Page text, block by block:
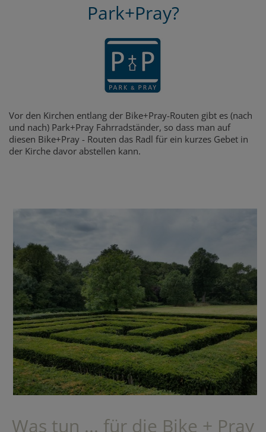
Park+Pray?
Vor den Kirchen entlang der Bike+Pray-Routen gibt es (nach
und nach) Park+Pray Fahrradständer, so dass man auf
diesen Bike+Pray - Routen das Radl für ein kurzes Gebet in
der Kirche davor abstellen kann.
Was tun ... für die Bike + Pray